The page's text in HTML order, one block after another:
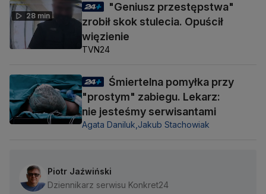
28 min
"Geniusz przestępstwa"
zrobił skok stulecia. Opuścił
więzienie
TVN24
Śmiertelna pomyłka przy
"prostym" zabiegu. Lekarz:
nie jesteśmy serwisantami
Agata Daniluk, Jakub Stachowiak
Piotr Jaźwiński
Dziennikarz serwisu Konkret24